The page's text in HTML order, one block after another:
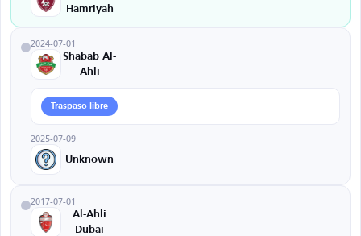
Hamriyah
2024-07-01
Shabab Al-
Ahli
Traspaso libre
2025-07-09
Unknown
2017-07-01
Al-Ahli
Dubai